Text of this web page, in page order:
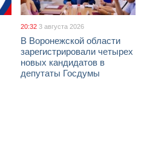
20:32 3 августа 2026
В Воронежской области
зарегистрировали четырех
новых кандидатов в
депутаты Госдумы